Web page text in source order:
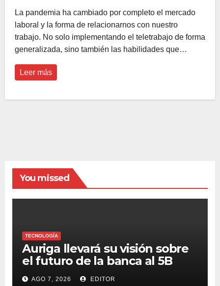
La pandemia ha cambiado por completo el mercado
laboral y la forma de relacionarnos con nuestro
trabajo. No solo implementando el teletrabajo de forma
generalizada, sino también las habilidades que…
Leer más
You missed
TECNOLOGÍA
Auriga llevará su visión sobre
el futuro de la banca al 5B
Digital Summit 2026
AGO 7, 2026 EDITOR